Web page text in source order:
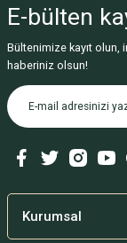
E-bülten
Bültenimize kayıt olun,
haberiniz olsun!
Kurumsal